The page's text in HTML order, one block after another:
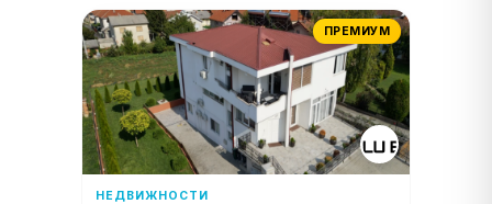
ПРЕМИУМ
НЕДВИЖНОСТИ